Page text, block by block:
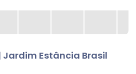
Jardim Estância Brasil